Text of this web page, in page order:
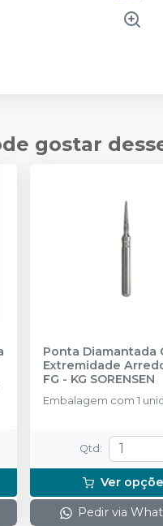
gostar
Ponta Diamantada
Extremidade
FG - KG SORENSEN
Embalagem com 1
Qtd :
Ver
Pedir via